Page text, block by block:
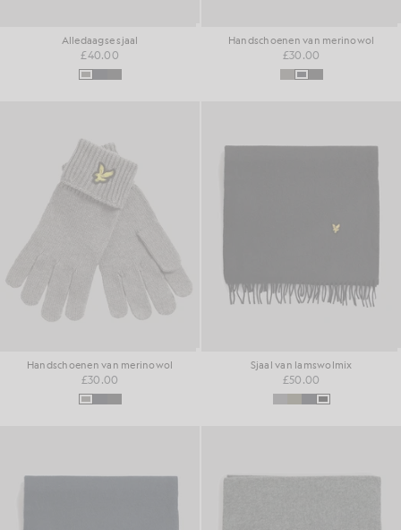
Alledaagse sjaal
£40.00
Handschoenen van merinowol
£30.00
Handschoenen van merinowol
£30.00
Sjaal van lamswolmix
£50.00